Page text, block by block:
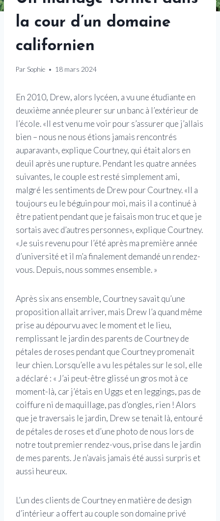
la cour d’un domaine
californien
Par Sophie 18 mars 2024
En 2010, Drew, alors lycéen, a vu une étudiante en
deuxième année pleurer sur un banc à l’extérieur de
l’école. «Il est venu me voir pour s’assurer que j’allais
bien – nous ne nous étions jamais rencontrés
auparavant», explique Courtney, qui était alors en
deuil après une rupture. Pendant les quatre années
suivantes, le couple est resté simplement ami,
malgré les sentiments de Drew pour Courtney. «Il a
toujours eu le béguin pour moi, mais il a continué à
être patient pendant que je faisais mon truc et que je
sortais avec d’autres personnes», explique Courtney.
«Je suis revenu pour l’été après ma première année
d’université et il m’a finalement demandé un rendez-
vous. Depuis, nous sommes ensemble. »
Après six ans ensemble, Courtney savait qu’une
proposition allait arriver, mais Drew l’a quand même
prise au dépourvu avec le moment et le lieu,
remplissant le jardin des parents de Courtney de
pétales de roses pendant que Courtney promenait
leur chien. Lorsqu’elle a vu les pétales sur le sol, elle
a déclaré : « J’ai peut-être glissé un gros mot à ce
moment-là, car j’étais en Uggs et en leggings, pas de
coiffure ni de maquillage, pas d’ongles, rien ! Alors
que je traversais le jardin, Drew se tenait là, entouré
de pétales de roses et d’une photo de nous lors de
notre tout premier rendez-vous, prise dans le jardin
de mes parents. Je n’avais jamais été aussi surpris et
aussi heureux.
L’un des clients de Courtney en matière de design
d’intérieur a offert au couple son domaine privé